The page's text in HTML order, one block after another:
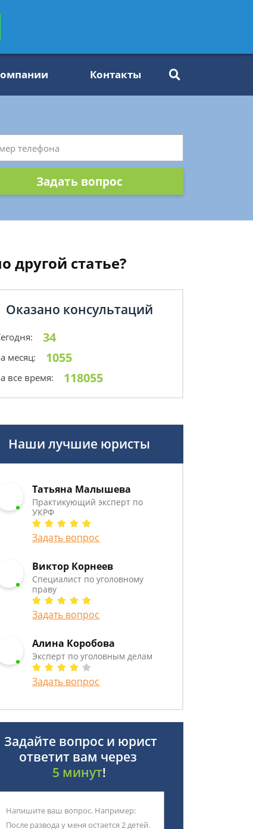
Контакты
Задать вопрос
другой статье?
Оказано консультаций
34
месяц: 1055
все время: 118055
Наши лучшие юристы
Татьяна Малышева
Практикующий эксперт по
УКРФ
Задать вопрос
Виктор Корнеев
Cпециалист по уголовному
праву
Задать вопрос
Алина Коробова
Эксперт по уголовным делам
Задать вопрос
Задайте вопрос и юрист
ответит вам через
5 минут!